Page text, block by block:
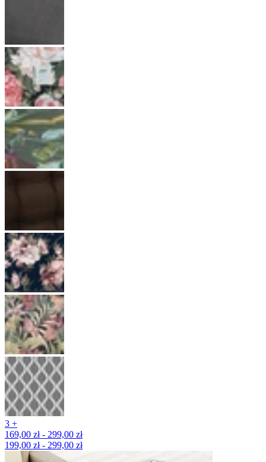
3 +
169,00 zł - 299,00 zł
199,00 zł - 299,00 zł